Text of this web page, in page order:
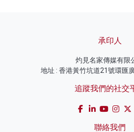
承印人
灼見名家傳媒有限
地址 : 香港黃竹坑道21號環匯
追蹤我們的社交
聯絡我們